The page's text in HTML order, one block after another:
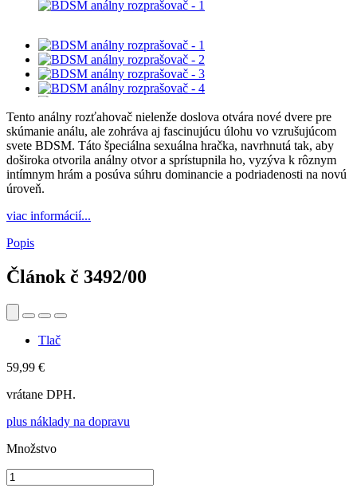
Tento análny rozťahovač nielenže doslova otvára nové dvere pre
skúmanie análu, ale zohráva aj fascinujúcu úlohu vo vzrušujúcom
svete BDSM. Táto špeciálna sexuálna hračka, navrhnutá tak, aby
doširoka otvorila análny otvor a sprístupnila ho, vyzýva k rôznym
intímnym hrám a posúva súhru dominancie a podriadenosti na novú
úroveň.
viac informácií...
Popis
Článok č 3492/00
Tlač
59,99 €
vrátane DPH.
plus náklady na dopravu
Množstvo